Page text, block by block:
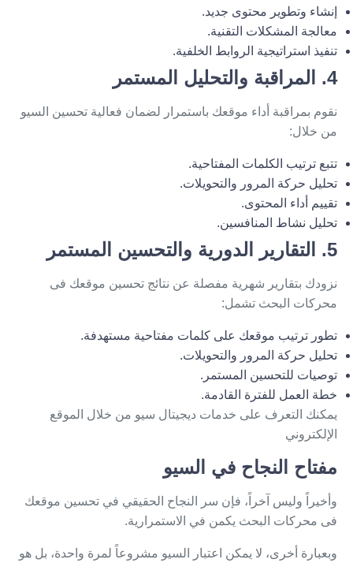
إنشاء وتطوير محتوى جديد.
معالجة المشكلات التقنية.
تنفيذ استراتيجية الروابط الخلفية.
4. المراقبة والتحليل المستمر
نقوم بمراقبة أداء موقعك باستمرار لضمان فعالية تحسين السيو
من خلال:
تتبع ترتيب الكلمات المفتاحية.
تحليل حركة المرور والتحويلات.
تقييم أداء المحتوى.
تحليل نشاط المنافسين.
5. التقارير الدورية والتحسين المستمر
نزودك بتقارير شهرية مفصلة عن نتائج تحسين موقعك فى
محركات البحث تشمل:
تطور ترتيب موقعك على كلمات مفتاحية مستهدفة.
تحليل حركة المرور والتحويلات.
توصيات للتحسين المستمر.
خطة العمل للفترة القادمة.
يمكنك التعرف على خدمات ديجيتال سيو من خلالالموقع
الإلكتروني
مفتاح النجاح في السيو
وأخيراً وليس آخراً، فإن سر النجاح الحقيقي في تحسين موقعك
فى محركات البحث يكمن في الاستمرارية.
وبعبارة أخرى، لا يمكن اعتبار السيو مشروعاً لمرة واحدة، بل هو